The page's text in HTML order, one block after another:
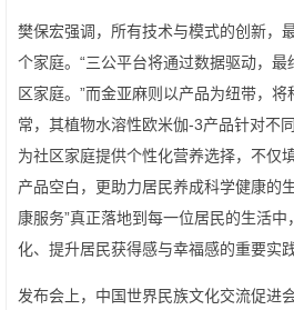
樊保宏强调，所有技术与模式的创新，
个家庭。“三公平台将通过数据驱动，
区家庭。”而金亚麻则以产品为纽带，将
常，其植物水溶性欧米伽-3产品针对不
为社区家庭提供个性化营养选择，不仅
产品空白，更助力居民养成科学健康的
康服务”真正落地到每一位居民的生活
化、提升居民获得感与幸福感的重要实践
发布会上，中国世界民族文化交流促进